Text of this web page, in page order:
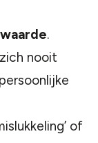
.
nooit
of